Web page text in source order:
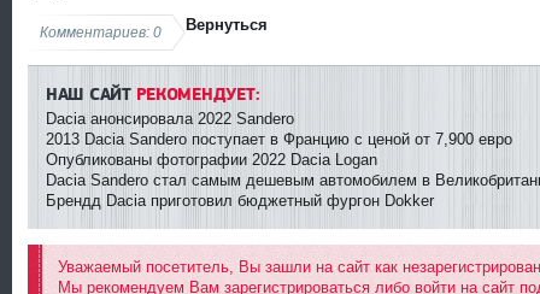
Вернуться
Комментариев: 0
НАШ САЙТРЕКОМЕНДУЕТ:
Dacia анонсировала 2022 Sandero
2013 Dacia Sandero поступает в Францию с ценой от 7,900 евро
Опубликованы фотографии 2022 Dacia Logan
Dacia Sandero стал самым дешевым автомобилем в
Брендд Dacia приготовил бюджетный фургон Dokker
Уважаемый посетитель, Вы зашли на сайт как
Мы рекомендуем Вам зарегистрироваться либо войти на сайт